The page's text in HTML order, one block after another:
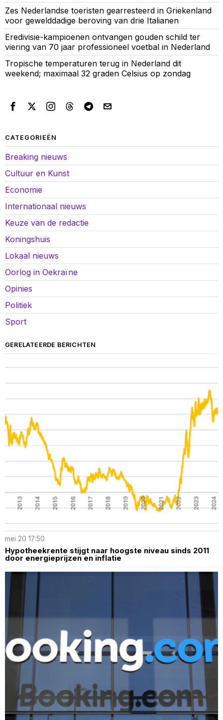
Zes Nederlandse toeristen gearresteerd in Griekenland
voor gewelddadige beroving van drie Italianen
Eredivisie-kampioenen ontvangen gouden schild ter
viering van 70 jaar professioneel voetbal in Nederland
Tropische temperaturen terug in Nederland dit
weekend; maximaal 32 graden Celsius op zondag
CATEGORIEËN
Breaking nieuws
Cultuur en Kunst
Economie
Internationaal nieuws
Keuze van de redactie
Koningshuis
Lokaal nieuws
Oorlog in Oekraïne
Opinies
Politiek
Sport
GERELATEERDE BERICHTEN
mei 20 17:50
Hypotheekrente stijgt naar hoogste niveau sinds 2011
door energieprijzen en inflatie